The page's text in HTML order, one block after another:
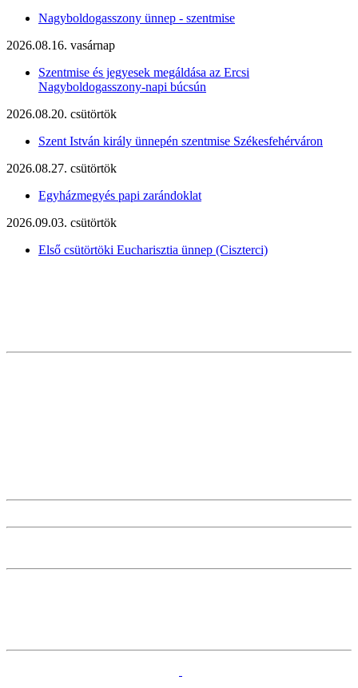
Nagyboldogasszony ünnep - szentmise
2026.08.16. vasárnap
Szentmise és jegyesek megáldása az Ercsi
Nagyboldogasszony-napi búcsún
2026.08.20. csütörtök
Szent István király ünnepén szentmise Székesfehérváron
2026.08.27. csütörtök
Egyházmegyés papi zarándoklat
2026.09.03. csütörtök
Első csütörtöki Eucharisztia ünnep (Ciszterci)